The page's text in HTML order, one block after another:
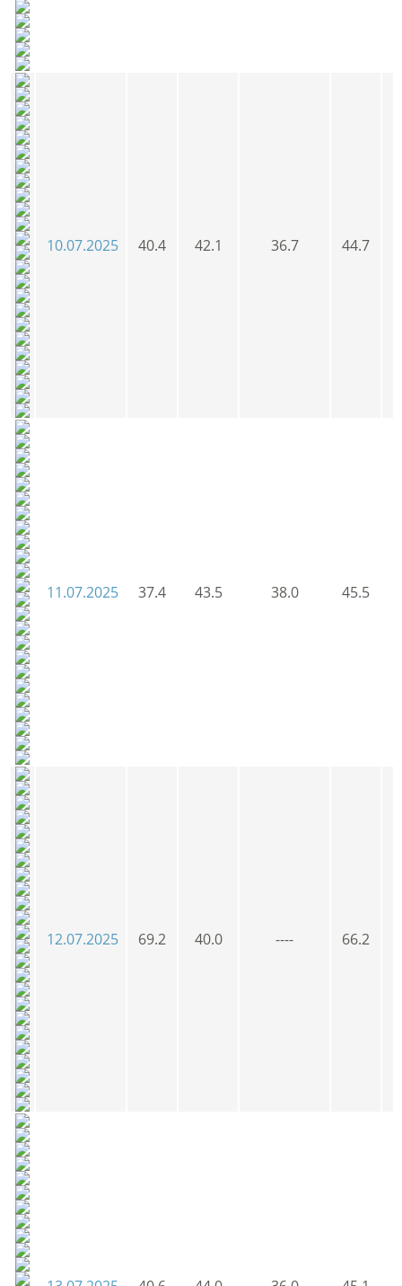
10.07.2025 40.4 42.1 36.7 44.7
11.07.2025 37.4 43.5 38.0 45.5
12.07.2025 69.2 40.0 ---- 66.2